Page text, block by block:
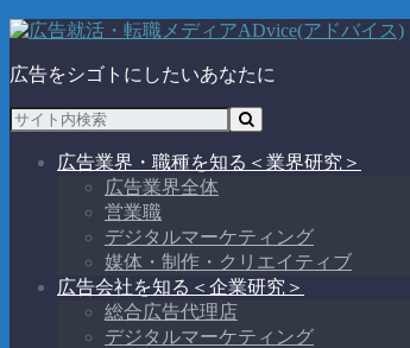
広告をシゴトにしたいあなたに
広告業界・職種を知る ＜業界研究＞
広告業界全体
営業職
デジタルマーケティング
媒体・制作・クリエイティブ
広告会社を知る ＜企業研究＞
総合広告代理店
デジタルマーケティング